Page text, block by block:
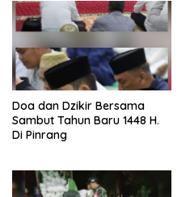
Doa dan Dzikir Bersama
Sambut Tahun Baru 1448 H.
Di Pinrang